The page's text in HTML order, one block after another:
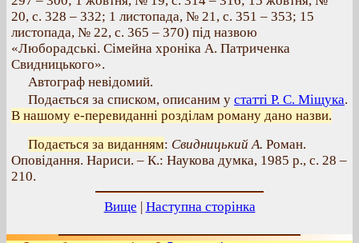
20, с. 328 – 332; 1 листопада, № 21, с. 351 – 353; 15
листопада, № 22, с. 365 – 370) під назвою
«Люборадські. Сімейна хроніка А. Патриченка
Свидницького».
Автограф невідомий.
Подається за списком, описаним у статті Р. С. Міщука.
В нашому е-перевиданні розділам роману дано назви.
Подається за виданням: Свидницький А. Роман.
Оповідання. Нариси. – К.: Наукова думка, 1985 р., с. 28 –
210.
Вище | Наступна сторінка